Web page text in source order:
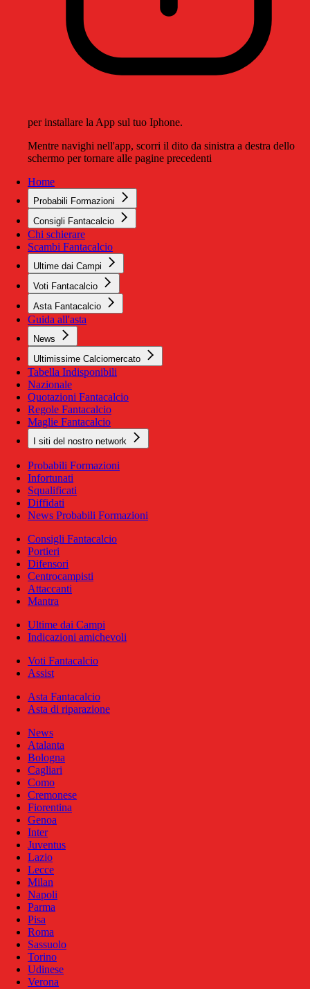
per installare la App sul tuo Iphone.
Mentre navighi nell'app, scorri il dito da sinistra a destra dello
schermo per tornare alle pagine precedenti
Home
Probabili Formazioni
Consigli Fantacalcio
Chi schierare
Scambi Fantacalcio
Ultime dai Campi
Voti Fantacalcio
Asta Fantacalcio
Guida all'asta
News
Ultimissime Calciomercato
Tabella Indisponibili
Nazionale
Quotazioni Fantacalcio
Regole Fantacalcio
Maglie Fantacalcio
I siti del nostro network
Probabili Formazioni
Infortunati
Squalificati
Diffidati
News Probabili Formazioni
Consigli Fantacalcio
Portieri
Difensori
Centrocampisti
Attaccanti
Mantra
Ultime dai Campi
Indicazioni amichevoli
Voti Fantacalcio
Assist
Asta Fantacalcio
Asta di riparazione
News
Atalanta
Bologna
Cagliari
Como
Cremonese
Fiorentina
Genoa
Inter
Juventus
Lazio
Lecce
Milan
Napoli
Parma
Pisa
Roma
Sassuolo
Torino
Udinese
Verona